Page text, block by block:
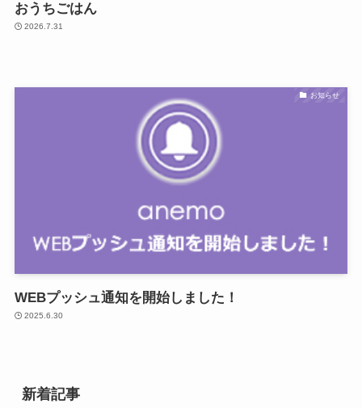
おうちごはん
2026.7.31
お知らせ
WEBプッシュ通知を開始しました！
2025.6.30
新着記事